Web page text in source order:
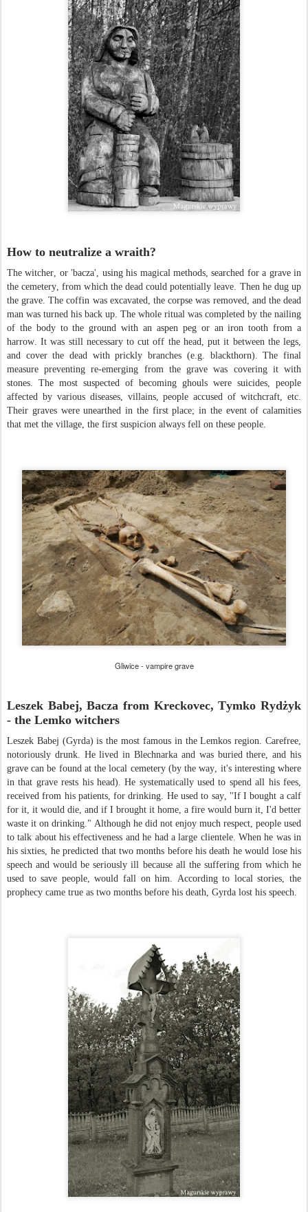
How to neutralize a wraith?
The witcher, or 'bacza', using his magical methods, searched for a grave in
the cemetery, from which the dead could potentially leave. Then he dug up
the grave. The coffin was excavated, the corpse was removed, and the dead
man was turned his back up. The whole ritual was completed by the nailing
of the body to the ground with an aspen peg or an iron tooth from a
harrow. It was still necessary to cut off the head, put it between the legs,
and cover the dead with prickly branches (e.g. blackthorn). The final
measure preventing re-emerging from the grave was covering it with
stones. The most suspected of becoming ghouls were suicides, people
affected by various diseases, villains, people accused of witchcraft, etc.
Their graves were unearthed in the first place; in the event of calamities
that met the village, the first suspicion always fell on these people.
Gliwice - vampire grave
Leszek Babej, Bacza from Kreckovec, Tymko Rydżyk
- the Lemko witchers
Leszek Babej (Gyrda) is the most famous in the Lemkos region. Carefree,
notoriously drunk. He lived in Blechnarka and was buried there, and his
grave can be found at the local cemetery (by the way, it's interesting where
in that grave rests his head). He systematically used to spend all his fees,
received from his patients, for drinking. He used to say, "If I bought a calf
for it, it would die, and if I brought it home, a fire would burn it, I'd better
waste it on drinking." Although he did not enjoy much respect, people used
to talk about his effectiveness and he had a large clientele. When he was in
his sixties, he predicted that two months before his death he would lose his
speech and would be seriously ill because all the suffering from which he
used to save people, would fall on him. According to local stories, the
prophecy came true as two months before his death, Gyrda lost his speech.